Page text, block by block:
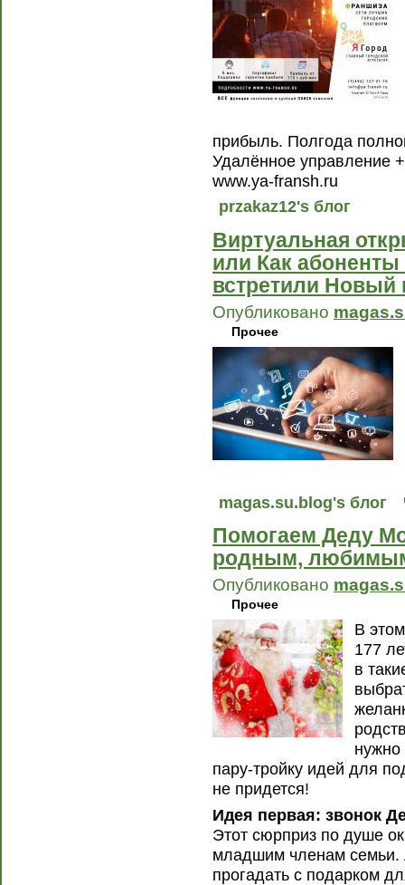
прибыль. Полгода
Удалённое управление
www.ya-fransh.ru
przakaz12's блог
Виртуальная
или Как
встретили Новый
Опубликовано
Прочее
magas.su.blog's блог
Помогаем Деду
родным,
Опубликовано
Прочее
В
177
в
нужно
пару-тройку идей для
не придется!
Идея первая: звонок
Этот сюрприз по душе
младшим членам семьи.
прогадать с подарком